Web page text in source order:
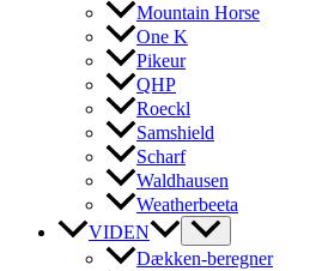
Mountain Horse
One K
Pikeur
QHP
Roeckl
Samshield
Scharf
Waldhausen
Weatherbeeta
VIDEN
Dækken-beregner